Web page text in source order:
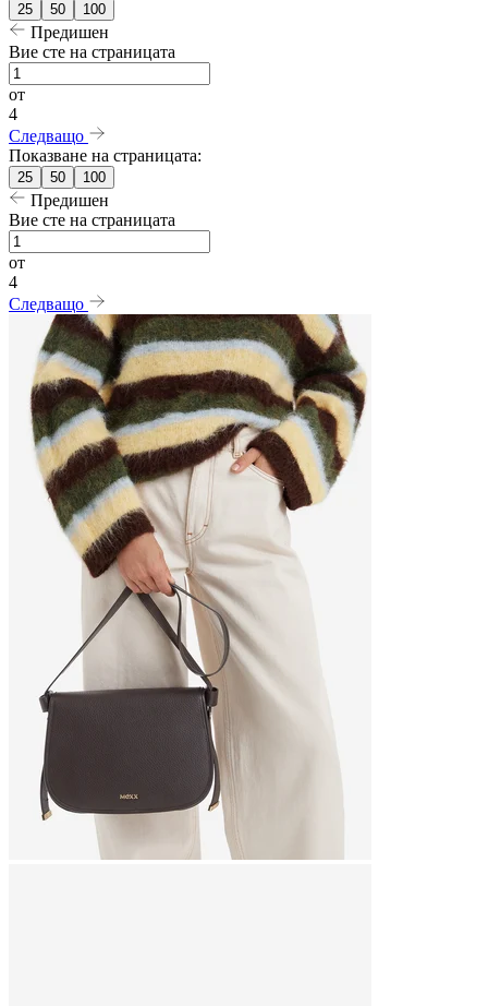
25 50 100
Предишен
Вие сте на страницата
от
4
Следващо
Показване на страницата:
25 50 100
Предишен
Вие сте на страницата
от
4
Следващо